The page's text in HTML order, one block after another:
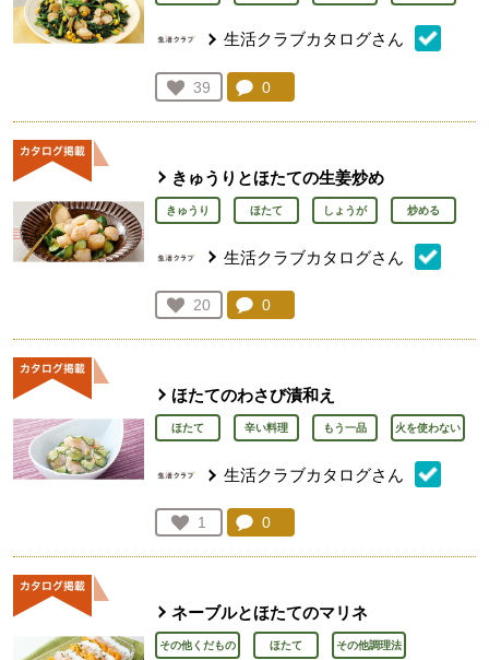
生活クラブカタログさん
お気に入り登録：
39
人が登録
コメント：
0
きゅうりとほたての生姜炒め
きゅうり ほたて しょうが 炒める
生活クラブカタログさん
お気に入り登録：
20
人が登録
コメント：
0
ほたてのわさび漬和え
ほたて 辛い料理 もう一品 火を使わない
生活クラブカタログさん
お気に入り登録：
1
人が登録
コメント：
0
ネーブルとほたてのマリネ
その他くだもの ほたて その他調理法